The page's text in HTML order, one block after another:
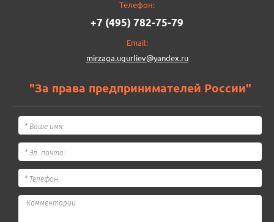
Телефон:
+7 (495) 782-75-79
Email:
mirzaga.ugurliev@yandex.ru
"За права предпринимателей России"